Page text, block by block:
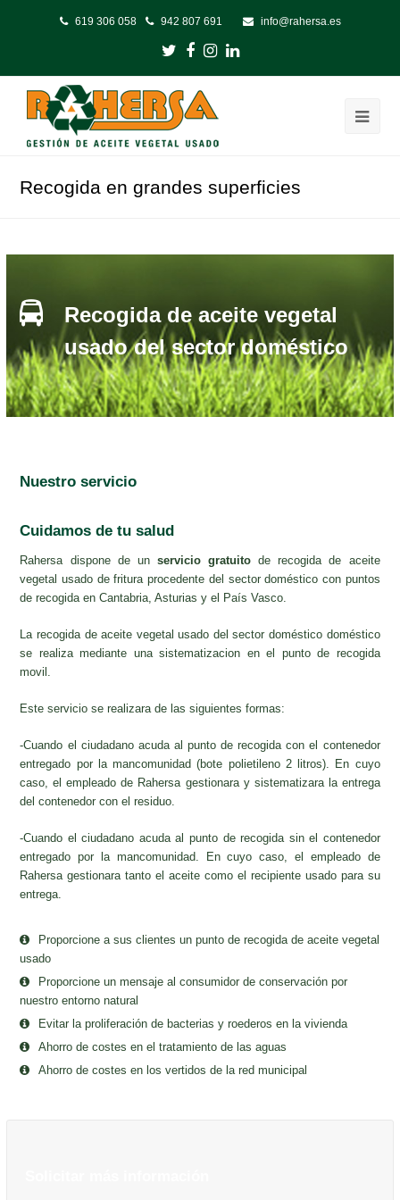
619 306 058 942 807 691 info@rahersa.es
Twitter
Facebook
Instagram
LinkedIn
Recogida en grandes superficies
Recogida de aceite vegetal
usado del sector doméstico
Nuestro servicio
Cuidamos de tu salud
Rahersa dispone de un servicio gratuito de recogida de aceite
vegetal usado de fritura procedente del sector doméstico con puntos
de recogida en Cantabria, Asturias y el País Vasco.
La recogida de aceite vegetal usado del sector doméstico doméstico
se realiza mediante una sistematizacion en el punto de recogida
movil.
Este servicio se realizara de las siguientes formas:
-Cuando el ciudadano acuda al punto de recogida con el contenedor
entregado por la mancomunidad (bote polietileno 2 litros). En cuyo
caso, el empleado de Rahersa gestionara y sistematizara la entrega
del contenedor con el residuo.
-Cuando el ciudadano acuda al punto de recogida sin el contenedor
entregado por la mancomunidad. En cuyo caso, el empleado de
Rahersa gestionara tanto el aceite como el recipiente usado para su
entrega.
Proporcione a sus clientes un punto de recogida de aceite vegetal
usado
Proporcione un mensaje al consumidor de conservación por
nuestro entorno natural
Evitar la proliferación de bacterias y roederos en la vivienda
Ahorro de costes en el tratamiento de las aguas
Ahorro de costes en los vertidos de la red municipal